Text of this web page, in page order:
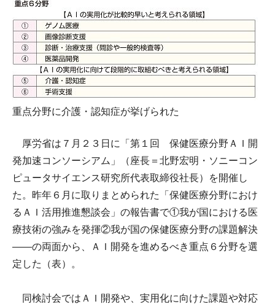
重点分野に介護・認知症が挙げられた
厚労省は７月２３日に「第１回 保健医療分野ＡＩ開
発加速コンソーシアム」（座長＝北野宏明・ソニーコン
ピュータサイエンス研究所代表取締役社長）を開催し
た。昨年６月に取りまとめられた「保健医療分野におけ
るＡＩ活用推進懇談会」の報告書で①我が国における医
療技術の強みを発揮②我が国の保健医療分野の課題解決
――の両面から、ＡＩ開発を進めるべき重点６分野を選
定した（表）。
同検討会ではＡＩ開発や、実用化に向けた課題や対応